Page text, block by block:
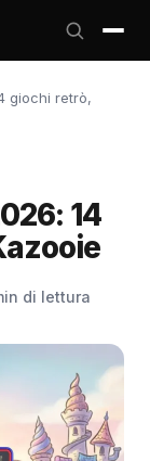
giochi retrò,
14
di lettura